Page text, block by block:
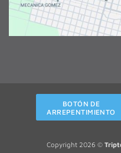
BOTÓN DE
ARREPENTIMIENTO
Copyright 2026 ©